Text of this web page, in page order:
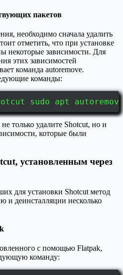
пакетов
необходимо сначала удалить
отметить, что при установке
некоторые зависимости. Для
этих зависимостей
команда autoremove.
команды:
sudo apt
только удалите Shotcut, но и
которые были
установленным через
для установки Shotcut метод
и деинсталляции несколько
с помощью Flatpak,
команду: